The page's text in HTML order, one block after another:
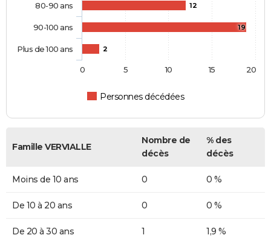
12
19
2
Personnes décédées
80-90 ans
90-100 ans
Plus de 100 ans
0 5 10 15 20
Famille VERVIALLE
Nombre de
décès
% des
décès
Moins de 10 ans 0 0 %
De 10 à 20 ans 0 0 %
De 20 à 30 ans 1 1,9 %